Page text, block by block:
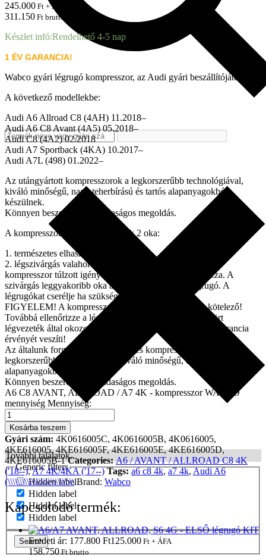
További találatok...
Generic filters
Hidden label
Hidden label
Hidden label
Hidden label
Search
245.000 Ft + ÁFA
311.150 Ft brutto
Készlet infó:Rendelhető 4-5 nap
1 ÉV GARANCIA!
Wabco gyári légrugó kompresszor, az Audi gyári beszállítójától.
A következő modellekbe:
Audi A6 Allroad C8 (4AH) 11.2018–
Audi A6 C8 Avant (4A5) 05.2018–
Audi C8 (4A2) 02.2018
Audi A7 Sportback (4KA) 10.2017–
Audi A7L (498) 01.2022–
Az utángyártott kompresszorok a legkorszerűbb technológiával,
kiváló minőségű, nagy teherbírású és tartós alapanyagokból
készülnek.
Könnyen beszerelhető, gazdaságos megoldás.
A kompresszor meghibásodásának 2 oka:
1. természetes elhasználódás
2. légszivárgás valahol a légrugózási rendszerben, mely a
kompresszor túlzott igénybevételét, illetve leégését okozza. A
szivárgás leggyakoribb oka az elöregedett/lyukas légrugó. A
légrugókat cserélje ha szükséges!
FIGYELEM! A kompresszor cseréjekor a relé cseréje kötelező!
Továbbá ellenőrizze a légvezetéket, mert a lyukas, megtört
légvezeték által okozott kompresszor túlterhelés esetén a garancia
érvényét veszíti!
Az általunk forgalmazott légrugók és kompresszorok a
legkorszerűbb technológiával, kiváló minőségű, tartós
alapanyagokból készülnek.
Könnyen beszerelhető, gazdaságos megoldás.
A6 C8 AVANT, ALLROAD / A7 4K - kompresszor WABCO
mennyiség Mennyiség:
Kosárba teszem
Gyári szám: 4K0616005C, 4K0616005B, 4K0616005,
4KE616005, 4KE616005F, 4KE616005E, 4KE616005D,
4KE616005B-1Categories:A6 / AVANT / ALLROAD C8 4K
('18--),A7 4K/4KA ('17--) Tags:a6 c8 4k,a7 4k,Audi A6
(\\\\\\\\\\\\\\\\\\\\\\\\\\\\ Brand: Wabco
Kapcsolódó termék:
Eredeti ár: 177.800 Ft125.000 Ft + ÁFA
158.750Ft brutto